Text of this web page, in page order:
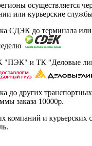
осуществляется
или курьерские
СДЭК до терминала или
"ПЭК" и ТК "Деловые
до других
заказа 10000р.
компаний и курьерских